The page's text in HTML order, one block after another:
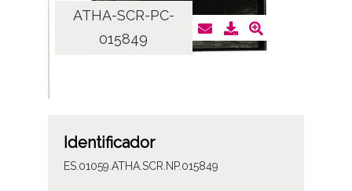
ATHA-SCR-PC-
015849
Identificador
ES.01059.ATHA.SCR.NP.015849